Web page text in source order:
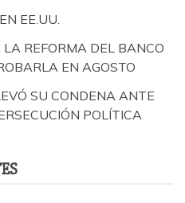
EE.UU.
REFORMA DEL BANCO
EN AGOSTO
SU CONDENA ANTE
POLÍTICA